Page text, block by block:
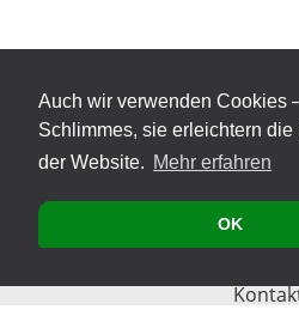
Auch wir verwenden Cookies
Schlimmes, sie erleichtern die
der Website. Mehr erfahren
OK